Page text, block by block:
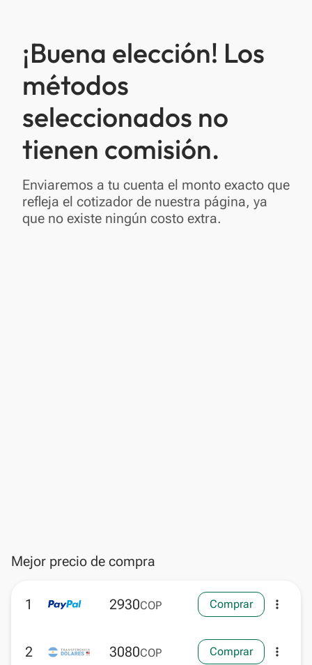
¡Buena elección! Los
métodos
seleccionados no
tienen comisión.
Enviaremos a tu cuenta el monto exacto que
refleja el cotizador de nuestra página, ya
que no existe ningún costo extra.
Mejor precio de compra
1 2930COP Comprar more_vert
2 3080COP Comprar more_vert